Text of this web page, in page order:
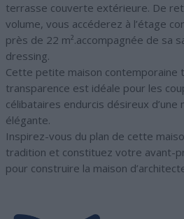
terrasse couverte extérieure. De
volume, vous accéderez à l’étage
près de 22 m².accompagnée de sa
dressing.
Cette petite maison contemporaine
transparence est idéale pour les
célibataires endurcis désireux d’une
élégante.
Inspirez-vous du plan de cette
tradition et constituez votre avant-
pour construire la maison